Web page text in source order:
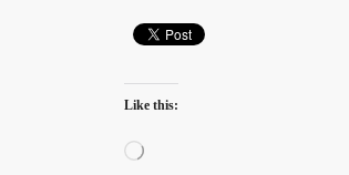
Like this:
Loading…